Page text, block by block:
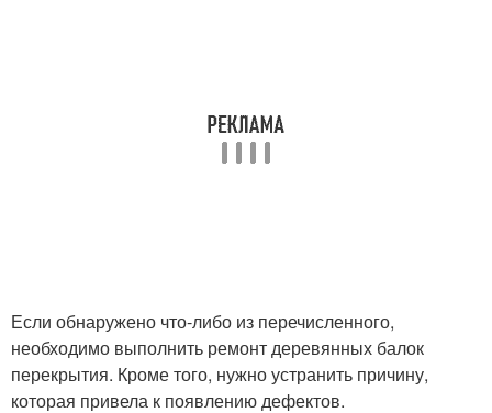
Если обнаружено что-либо из перечисленного,
необходимо выполнить ремонт деревянных балок
перекрытия. Кроме того, нужно устранить причину,
которая привела к появлению дефектов.